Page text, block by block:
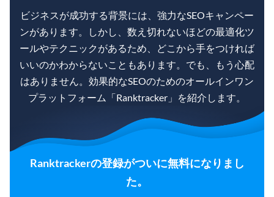
ビジネスが成功する背景には、強力なSEOキャンペー
ンがあります。しかし、数え切れないほどの最適化ツ
ールやテクニックがあるため、どこから手をつければ
いいのかわからないこともあります。でも、もう心配
はありません。効果的なSEOのためのオールインワン
プラットフォーム「Ranktracker」を紹介します。
Ranktrackerの登録がついに無料になりまし
た。